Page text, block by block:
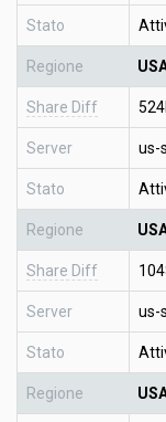
Stato
Regione
Share Diff
Server us-
Stato
Regione
Share Diff
Server us-
Stato
Regione